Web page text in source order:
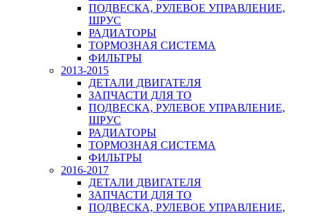
ПОДВЕСКА, РУЛЕВОЕ УПРАВЛЕНИЕ,
ШРУС
РАДИАТОРЫ
ТОРМОЗНАЯ СИСТЕМА
ФИЛЬТРЫ
2013-2015
ДЕТАЛИ ДВИГАТЕЛЯ
ЗАПЧАСТИ ДЛЯ ТО
ПОДВЕСКА, РУЛЕВОЕ УПРАВЛЕНИЕ,
ШРУС
РАДИАТОРЫ
ТОРМОЗНАЯ СИСТЕМА
ФИЛЬТРЫ
2016-2017
ДЕТАЛИ ДВИГАТЕЛЯ
ЗАПЧАСТИ ДЛЯ ТО
ПОДВЕСКА, РУЛЕВОЕ УПРАВЛЕНИЕ,